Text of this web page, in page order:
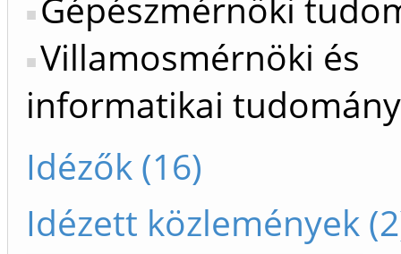
Gépészmérnöki
Villamosmérnöki és
informatikai
Idézők (16)
Idézett közlemények